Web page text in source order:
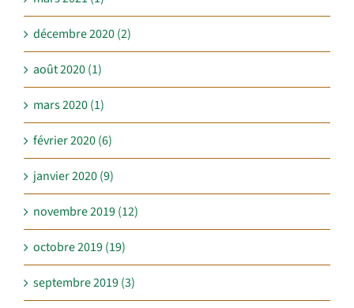
décembre 2020 (2)
août 2020 (1)
mars 2020 (1)
février 2020 (6)
janvier 2020 (9)
novembre 2019 (12)
octobre 2019 (19)
septembre 2019 (3)